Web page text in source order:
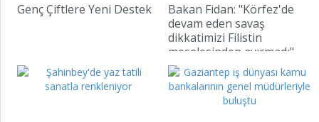
Genç Çiftlere Yeni Destek
Bakan Fidan: "Körfez'de
devam eden savaş
dikkatimizi Filistin
meselesinden ayırmadı"